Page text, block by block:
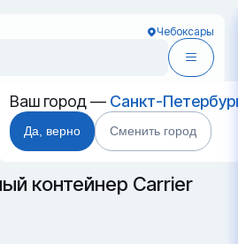
Чебоксары
Ваш город — Санкт-
Да, верно Сменить город
контейнеры SEBU 881368-8
контейнер Carrier